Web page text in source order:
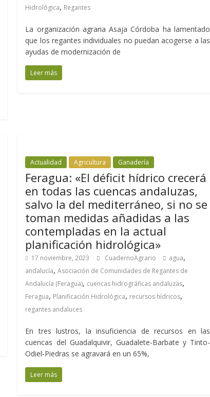
Hidrológica, Regantes
La organización agraria Asaja Córdoba ha lamentado
que los regantes individuales no puedan acogerse a las
ayudas de modernización de
Leer más
Actualidad Agricultura Ganadería
Feragua: «El déficit hídrico crecerá
en todas las cuencas andaluzas,
salvo la del mediterráneo, si no se
toman medidas añadidas a las
contempladas en la actual
planificación hidrológica»
17 noviembre, 2023 CuadernoAgrario agua,
andalucía,Asociación de Comunidades de Regantes de
Andalucía (Feragua), cuencas hidrográficas andaluzas,
Feragua, Planificación Hidrológica, recursos hídricos,
regantes andaluces
En tres lustros, la insuficiencia de recursos en las
cuencas del Guadalquivir, Guadalete-Barbate y Tinto-
Odiel-Piedras se agravará en un 65%,
Leer más